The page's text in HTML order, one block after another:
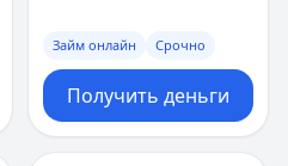
Займ онлайн Срочно
Получить деньги